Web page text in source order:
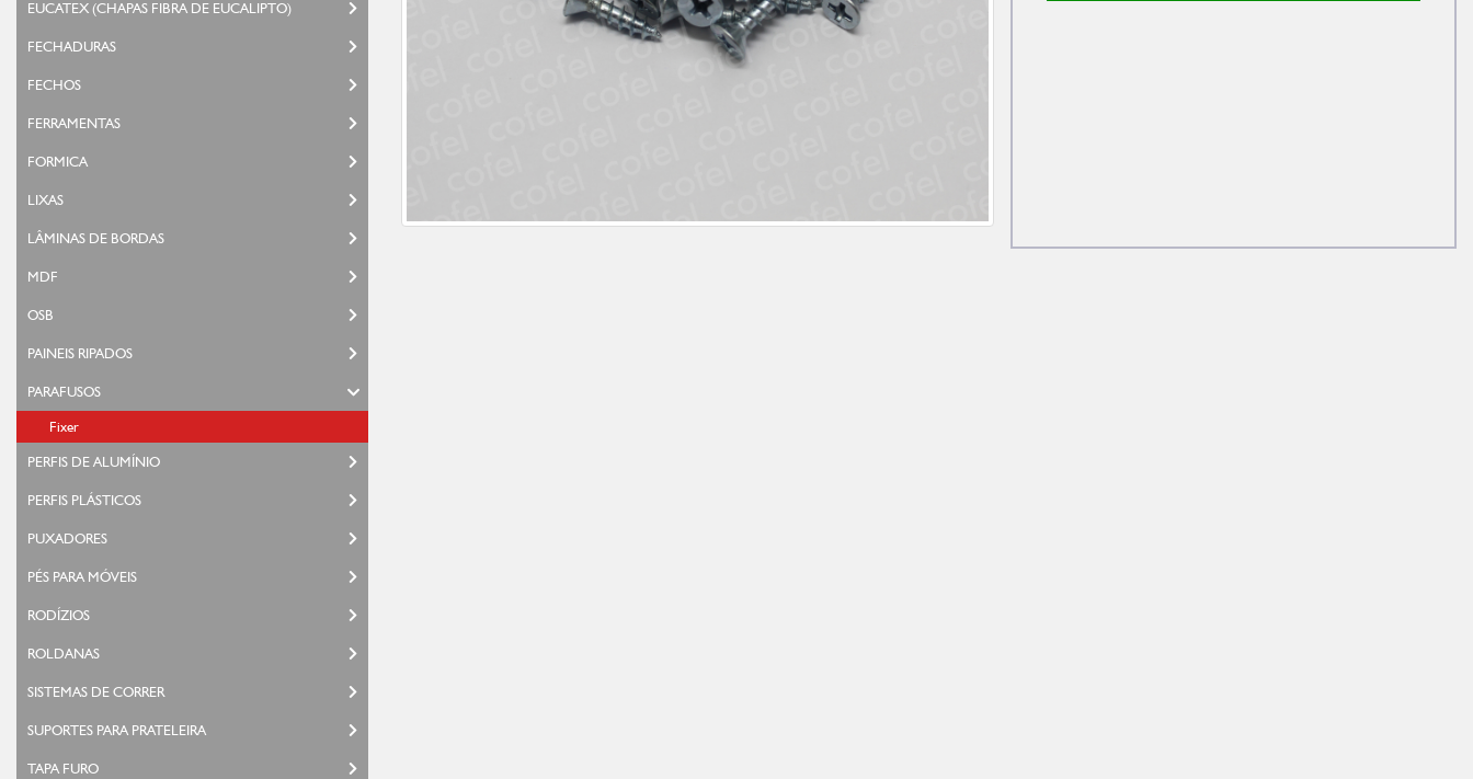
EUCATEX (CHAPAS FIBRA DE EUCALIPTO)
FECHADURAS
FECHOS
FERRAMENTAS
FORMICA
LIXAS
LÂMINAS DE BORDAS
MDF
OSB
PAINEIS RIPADOS
PARAFUSOS
Fixer
PERFIS DE ALUMÍNIO
PERFIS PLÁSTICOS
PUXADORES
PÉS PARA MÓVEIS
RODÍZIOS
ROLDANAS
SISTEMAS DE CORRER
SUPORTES PARA PRATELEIRA
TAPA FURO